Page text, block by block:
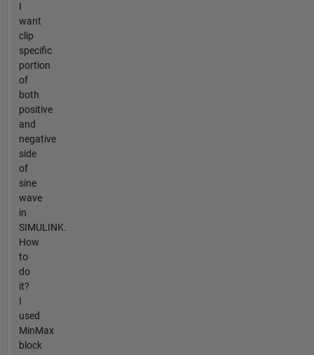
I
want
clip
specific
portion
of
both
positive
and
negative
side
of
sine
wave
in
SIMULINK.
How
to
do
it?
I
used
MinMax
block